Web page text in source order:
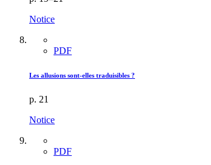
Notice
PDF
Les allusions sont-elles traduisibles ?
p. 21
Notice
PDF